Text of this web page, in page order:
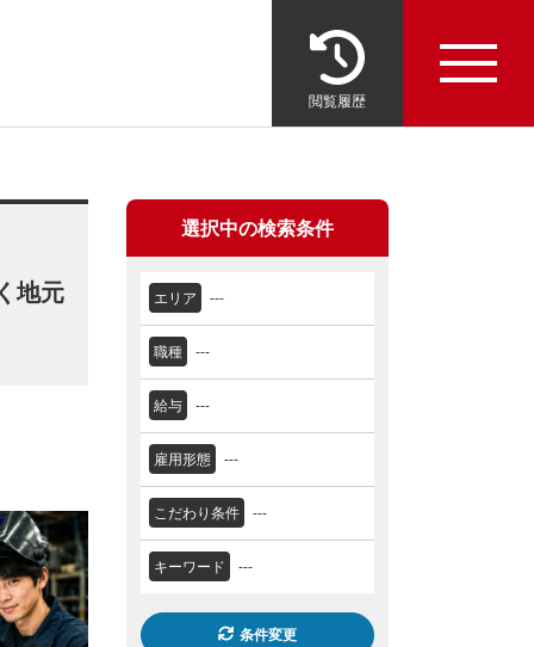
閲覧履歴
選択中の検索条件
エリア ---
職種 ---
給与 ---
雇用形態 ---
こだわり条件 ---
キーワード ---
条件変更
地元